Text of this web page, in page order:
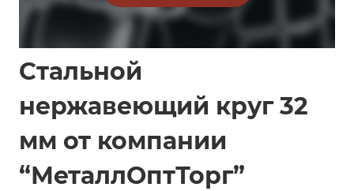
Стальной
нержавеющий круг 32
мм от компании
“МеталлОптТорг”